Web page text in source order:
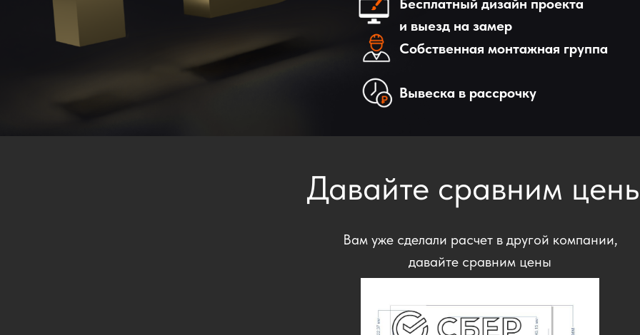
Бесплатный дизайн проекта
и выезд на замер
Собственная монтажная группа
Вывеска в рассрочку
Давайте сравним
Вам уже сделали расчет в другой компании,
давайте сравним цены